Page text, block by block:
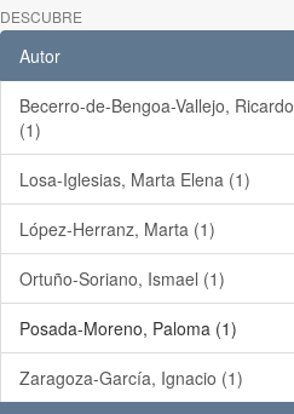
DESCUBRE
Autor
Becerro-de-Bengoa-Vallejo, Ricardo
(1)
Losa-Iglesias, Marta Elena (1)
López-Herranz, Marta (1)
Ortuño-Soriano, Ismael (1)
Posada-Moreno, Paloma (1)
Zaragoza-García, Ignacio (1)